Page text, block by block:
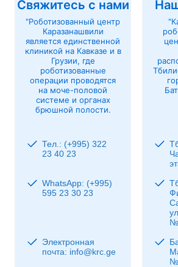
Свяжитесь с нами
"Роботизованный центр
Каразанашвили
является единственной
клиникой на Кавказе и в
Грузии, где
роботизованные
операции проводятся
на моче-половой
системе и органах
брюшной полости.
Тел.: (+995) 322
23 40 23
WhatsApp: (+995)
595 23 30 23
Электронная
почта: info@krc.ge